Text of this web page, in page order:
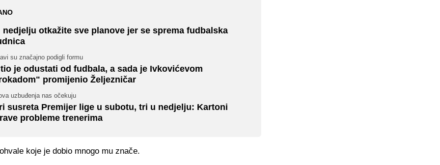
nedjelju otkažite sve planove jer se sprema fudbalska
su značajno podigli formu
je odustati od fudbala, a sada je Ivkovićevom
promijenio Željezničar
uzbuđenja nas očekuju
susreta Premijer lige u subotu, tri u nedjelju: Kartoni
probleme trenerima
koje je dobio mnogo mu znače.